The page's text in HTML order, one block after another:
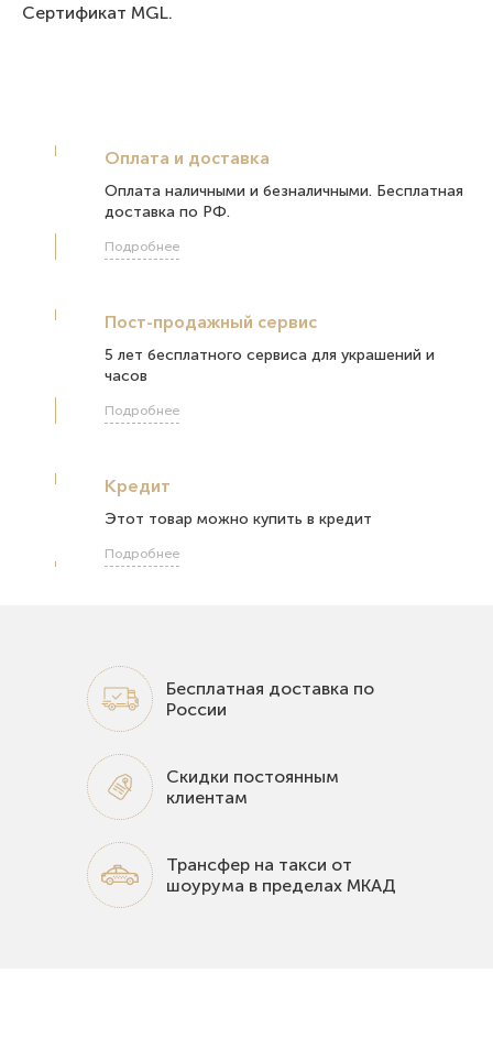
Сертификат MGL.
Оплата и доставка
Оплата наличными и безналичными. Бесплатная
доставка по РФ.
Подробнее
Пост-продажный сервис
5 лет бесплатного сервиса для украшений и
часов
Подробнее
Кредит
Этот товар можно купить в кредит
Подробнее
Бесплатная доставка по
России
Скидки постоянным
клиентам
Трансфер на такси от
шоурума в пределах МКАД